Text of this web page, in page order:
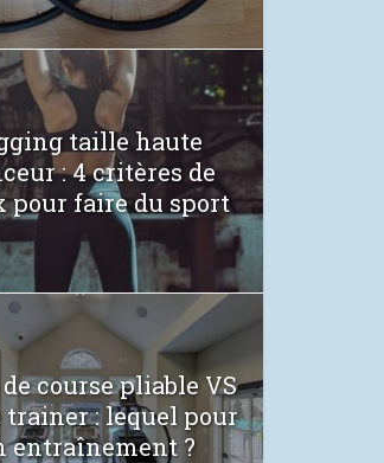
taille haute
: 4 critères de
pour faire du sport
course pliable VS
trainer : lequel pour
entraînement ?